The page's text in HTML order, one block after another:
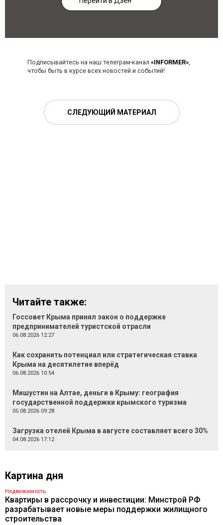
Подписывайтесь на наш телеграм-канал «INFORMER»,
чтобы быть в курсе всех новостей и событий!
СЛЕДУЮЩИЙ МАТЕРИАЛ
Читайте также:
Госсовет Крыма принял закон о поддержке
предпринимателей туристской отрасли
06.08.2026 12:27
Как сохранить потенциал или стратегическая ставка
Крыма на десятилетие вперёд
06.08.2026 10:54
Мишустин на Алтае, деньги в Крыму: география
государственной поддержки крымского туризма
05.08.2026 09:28
Загрузка отелей Крыма в августе составляет всего 30%
04.08.2026 17:12
Картина дня
Недвижимость
Квартиры в рассрочку и инвестиции: Минстрой РФ
разрабатывает новые меры поддержки жилищного
строительства